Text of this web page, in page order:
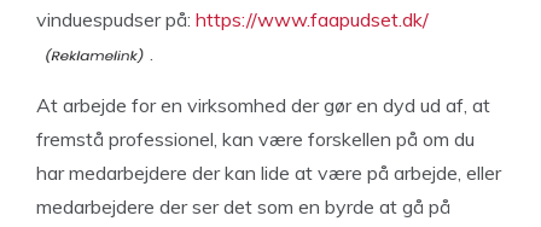
vinduespudser på: https://www.faapudset.dk/
.
At arbejde for en virksomhed der gør en dyd ud af, at
fremstå professionel, kan være forskellen på om du
har medarbejdere der kan lide at være på arbejde, eller
medarbejdere der ser det som en byrde at gå på